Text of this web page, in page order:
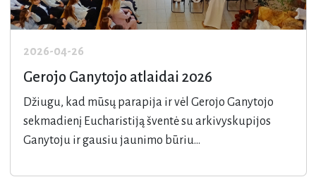
2026-04-26
Gerojo Ganytojo atlaidai 2026
Džiugu, kad mūsų parapija ir vėl Gerojo Ganytojo
sekmadienį Eucharistiją šventė su arkivyskupijos
Ganytoju ir gausiu jaunimo būriu...